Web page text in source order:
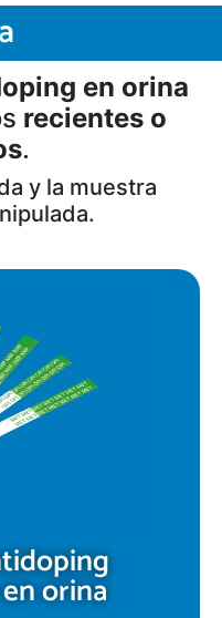
en orina
recientes o
.
y la muestra
orina